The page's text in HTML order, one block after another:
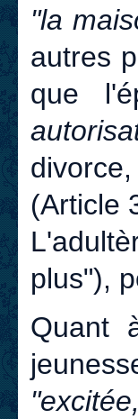
"la
autres
que
(Article
plus"),
Quant